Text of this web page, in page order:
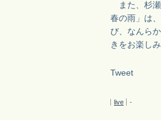
また、杉瀬
春の雨」は
び、なんら
きをお楽し
Tweet
live -